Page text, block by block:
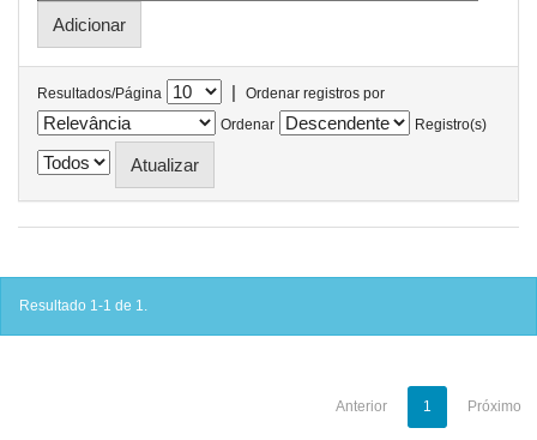
Resultados/Página |
Ordenar registros por
Ordenar
Registro(s)
Resultado 1-1 de 1.
Anterior 1 Próximo